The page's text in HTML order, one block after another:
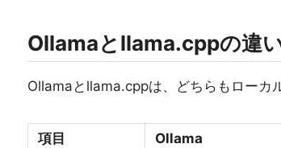
Ollamaとllama.cppの違
Ollamaとllama.cppは、どちらもローカ
項目 Ollama